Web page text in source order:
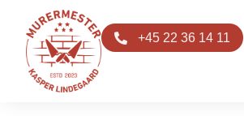
+45 22 36 14 11
Reference